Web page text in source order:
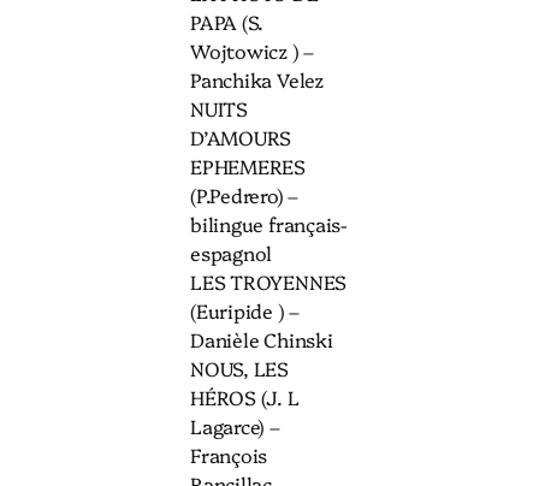
PAPA (S.
Wojtowicz ) –
Panchika Velez
NUITS
D’AMOURS
EPHEMERES
(P.Pedrero) –
bilingue français-
espagnol
LES TROYENNES
(Euripide ) –
Danièle Chinski
NOUS, LES
HÉROS (J. L
Lagarce) –
François